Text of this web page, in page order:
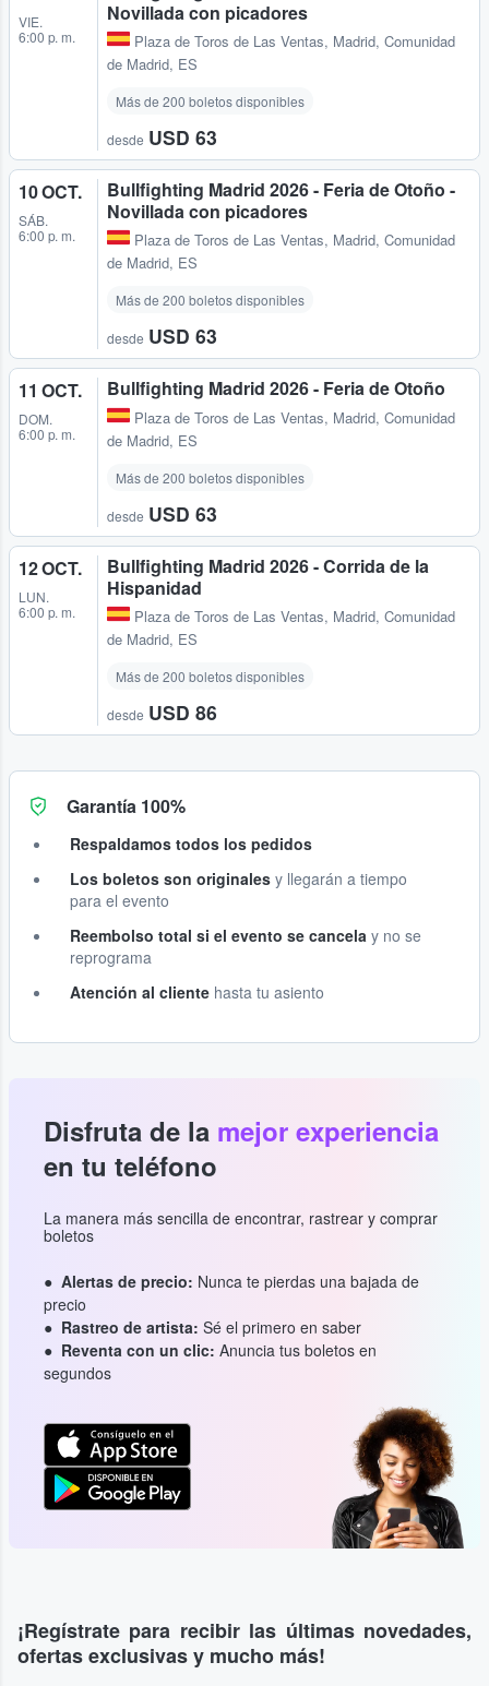
VIE.
6:00 p. m.
Novillada con picadores
Plaza de Toros de Las Ventas, Madrid, Comunidad
de Madrid, ES
Más de 200 boletos disponibles
desde USD 63
10 OCT.
SÁB.
6:00 p. m.
Bullfighting Madrid 2026 - Feria de Otoño -
Novillada con picadores
Plaza de Toros de Las Ventas, Madrid, Comunidad
de Madrid, ES
Más de 200 boletos disponibles
desde USD 63
11 OCT.
DOM.
6:00 p. m.
Bullfighting Madrid 2026 - Feria de Otoño
Plaza de Toros de Las Ventas, Madrid, Comunidad
de Madrid, ES
Más de 200 boletos disponibles
desde USD 63
12 OCT.
LUN.
6:00 p. m.
Bullfighting Madrid 2026 - Corrida de la
Hispanidad
Plaza de Toros de Las Ventas, Madrid, Comunidad
de Madrid, ES
Más de 200 boletos disponibles
desde USD 86
Garantía 100%
Respaldamos todos los pedidos
Los boletos son originales y llegarán a tiempo
para el evento
Reembolso total si el evento se cancela y no se
reprograma
Atención al cliente hasta tu asiento
Disfruta de la mejor experiencia
en tu teléfono
La manera más sencilla de encontrar, rastrear y comprar
boletos
Alertas de precio: Nunca te pierdas una bajada de
precio
Rastreo de artista: Sé el primero en saber
Reventa con un clic: Anuncia tus boletos en
segundos
¡Regístrate para recibir las últimas novedades,
ofertas exclusivas y mucho más!